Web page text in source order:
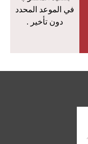
في الموعد المحدد
دون تأخير .